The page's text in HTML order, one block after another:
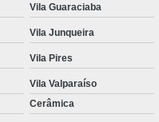
Vila Guaraciaba
Vila Junqueira
Vila Pires
Vila Valparaíso
Cerâmica